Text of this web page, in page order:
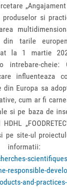
produselor si
tarile
la 1 martie
intrebare-cheie:
influenteaza
din Europa sa
cum ar fi
si pe baza de
pe site-ul
responsible-
and-